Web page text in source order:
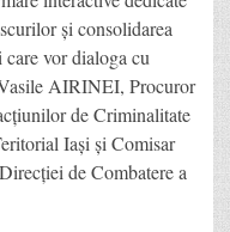
și consolidarea
vor dialoga cu
AIRINEI, Procuror
de Criminalitate
Iași și Comisar
de Combatere a